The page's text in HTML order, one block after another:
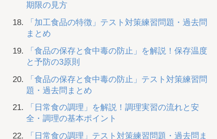
期限の見方
「加工食品の特徴」テスト対策練習問題・過去問
まとめ
「食品の保存と食中毒の防止」を解説！保存温度
と予防の3原則
「食品の保存と食中毒の防止」テスト対策練習問
題・過去問まとめ
「日常食の調理」を解説！調理実習の流れと安
全・調理の基本ポイント
「日常食の調理」テスト対策練習問題・過去問ま